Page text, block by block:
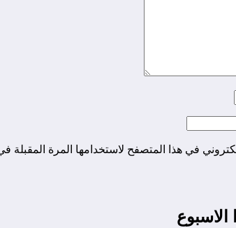
في هذا المتصفح لاستخدامها المرة المقبلة
الاسبوع